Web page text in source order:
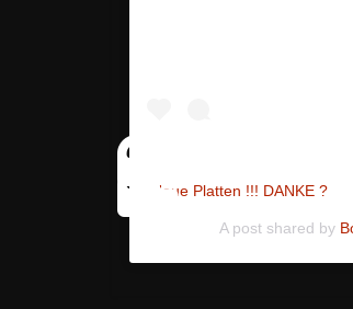
Neue Platten !!! DANKE ?
A post shared by